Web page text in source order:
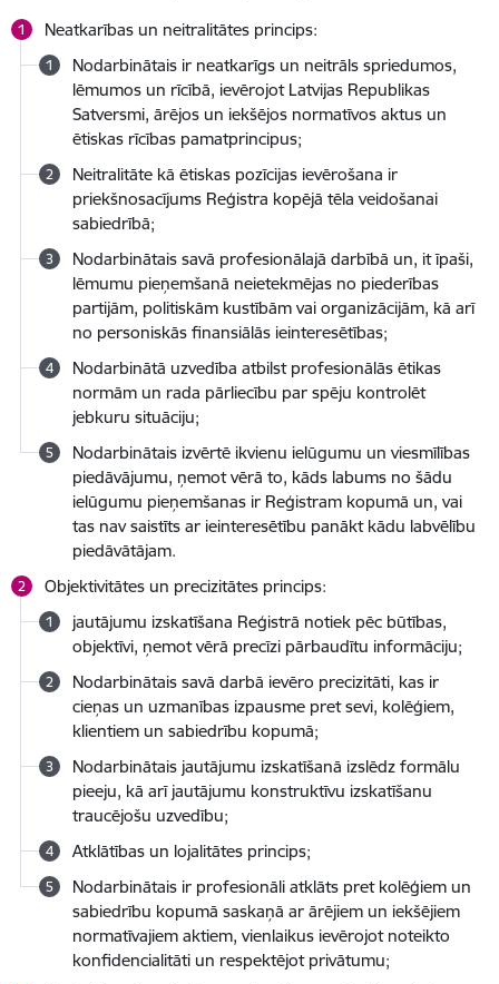
Neatkarības un neitralitātes princips:
Nodarbinātais ir neatkarīgs un neitrāls spriedumos,
lēmumos un rīcībā, ievērojot Latvijas Republikas
Satversmi, ārējos un iekšējos normatīvos aktus un
ētiskas rīcības pamatprincipus;
Neitralitāte kā ētiskas pozīcijas ievērošana ir
priekšnosacījums Reģistra kopējā tēla veidošanai
sabiedrībā;
Nodarbinātais savā profesionālajā darbībā un, it īpaši,
lēmumu pieņemšanā neietekmējas no piederības
partijām, politiskām kustībām vai organizācijām, kā arī
no personiskās finansiālās ieinteresētības;
Nodarbinātā uzvedība atbilst profesionālās ētikas
normām un rada pārliecību par spēju kontrolēt
jebkuru situāciju;
Nodarbinātais izvērtē ikvienu ielūgumu un viesmīlības
piedāvājumu, ņemot vērā to, kāds labums no šādu
ielūgumu pieņemšanas ir Reģistram kopumā un, vai
tas nav saistīts ar ieinteresētību panākt kādu labvēlību
piedāvātājam.
Objektivitātes un precizitātes princips:
jautājumu izskatīšana Reģistrā notiek pēc būtības,
objektīvi, ņemot vērā precīzi pārbaudītu informāciju;
Nodarbinātais savā darbā ievēro precizitāti, kas ir
cieņas un uzmanības izpausme pret sevi, kolēģiem,
klientiem un sabiedrību kopumā;
Nodarbinātais jautājumu izskatīšanā izslēdz formālu
pieeju, kā arī jautājumu konstruktīvu izskatīšanu
traucējošu uzvedību;
Atklātības un lojalitātes princips;
Nodarbinātais ir profesionāli atklāts pret kolēģiem un
sabiedrību kopumā saskaņā ar ārējiem un iekšējiem
normatīvajiem aktiem, vienlaikus ievērojot noteikto
konfidencialitāti un respektējot privātumu;